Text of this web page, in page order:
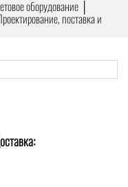
оборудование │
поставка и